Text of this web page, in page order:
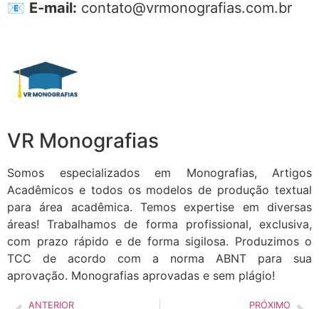
📧 E-mail: contato@vrmonografias.com.br
VR Monografias
Somos especializados em Monografias, Artigos
Acadêmicos e todos os modelos de produção textual
para área acadêmica. Temos expertise em diversas
áreas! Trabalhamos de forma profissional, exclusiva,
com prazo rápido e de forma sigilosa. Produzimos o
TCC de acordo com a norma ABNT para sua
aprovação. Monografias aprovadas e sem plágio!
ANTERIOR PRÓXIMO